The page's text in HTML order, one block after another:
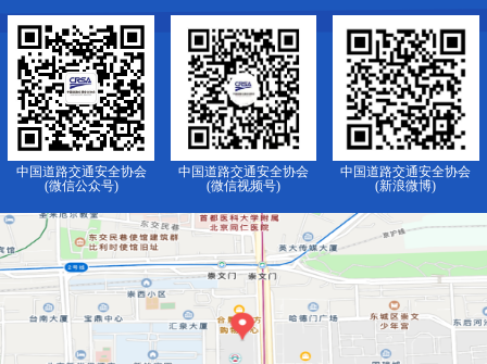
中国道路交通安全协会
(微信公众号)
中国道路交通安全协会
(微信视频号)
中国道路交通安全协会
(新浪微博)